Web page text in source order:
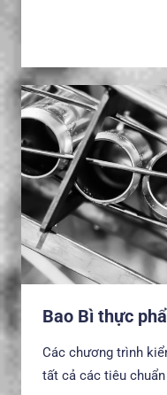
Bao Bì thực
Các chương trình
tất cả các tiêu